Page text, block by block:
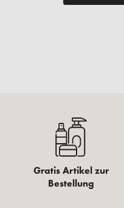
Gratis Artikel zur
Bestellung